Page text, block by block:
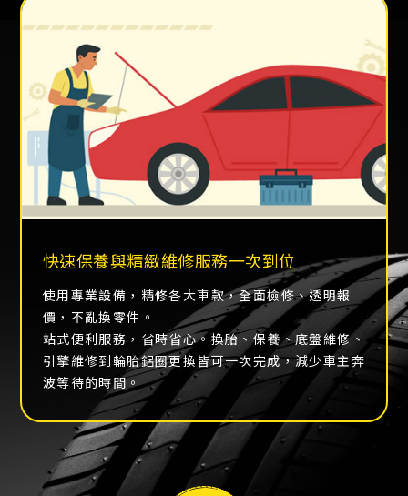
快速保養與精緻維修服務一次到位
使用專業設備，精修各大車款，全面檢修、透明報
價，不亂換零件。
站式便利服務，省時省心。換胎、保養、底盤維修、
引擎維修到輪胎鋁圈更換皆可一次完成，減少車主奔
波等待的時間。